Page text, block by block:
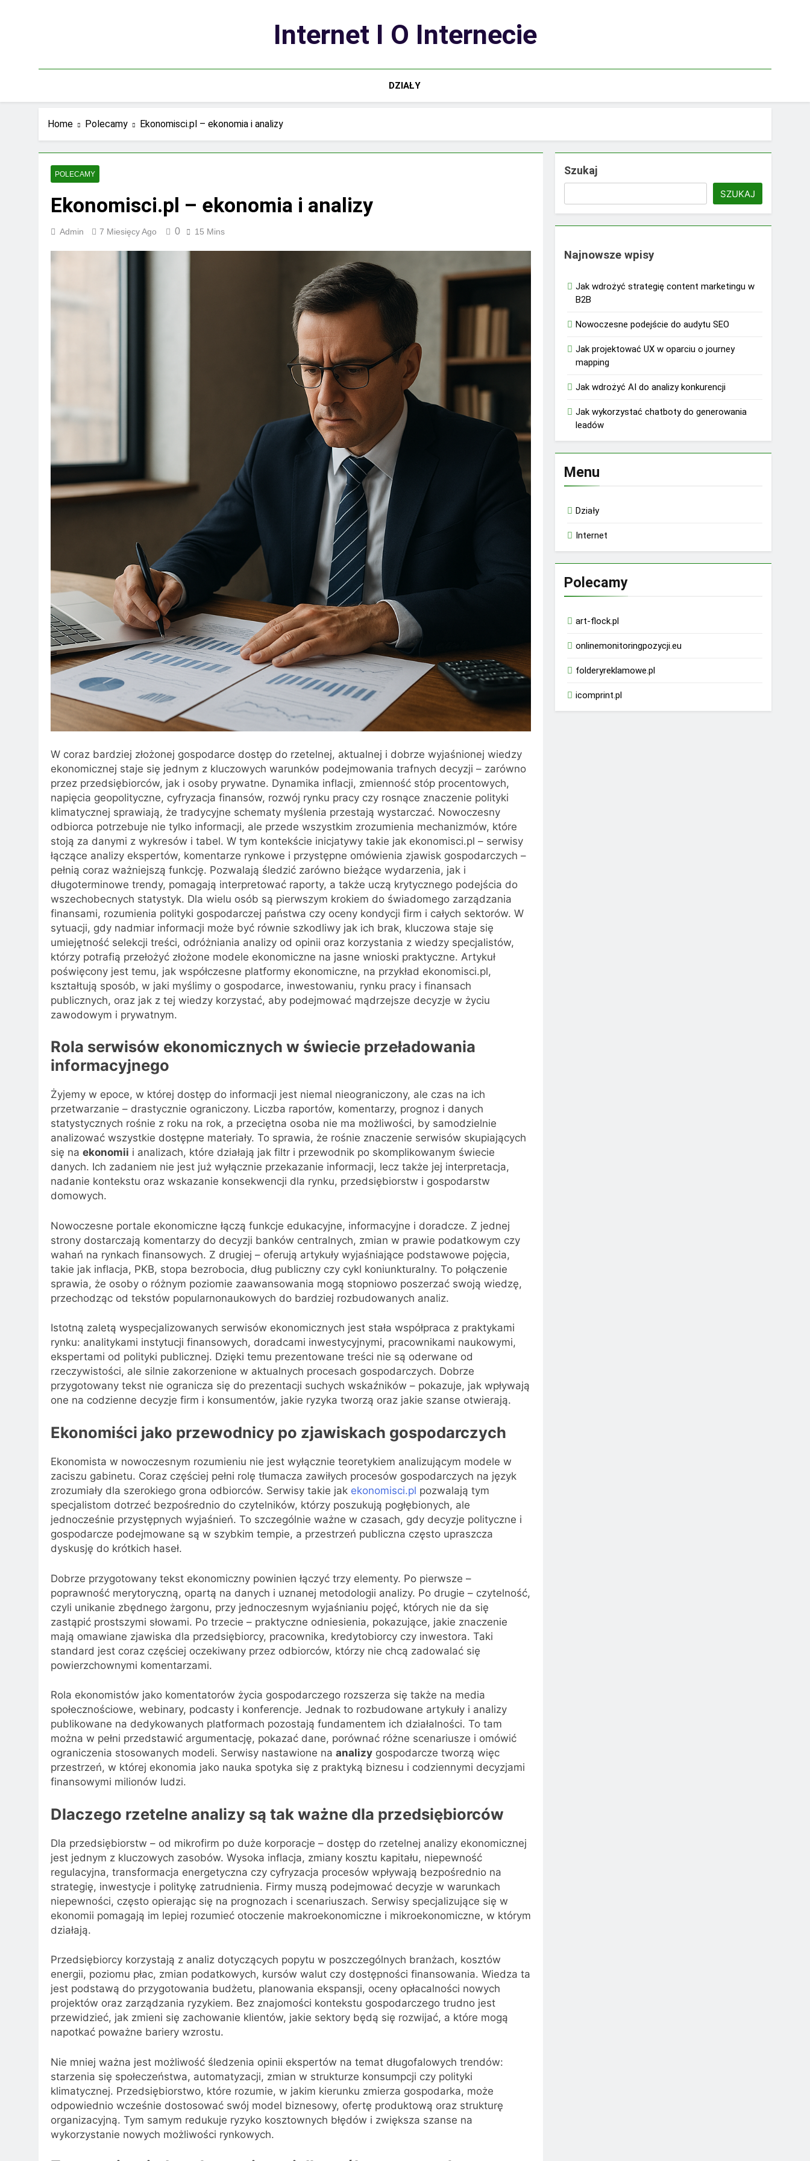
Internet I O Internecie
DZIAŁY
Home Polecamy Ekonomisci.pl – ekonomia i analizy
POLECAMY
Ekonomisci.pl – ekonomia i analizy
Admin 7 Miesięcy Ago 0 15 Mins
W coraz bardziej złożonej gospodarce dostęp do rzetelnej, aktualnej i dobrze wyjaśnionej wiedzy
ekonomicznej staje się jednym z kluczowych warunków podejmowania trafnych decyzji – zarówno
przez przedsiębiorców, jak i osoby prywatne. Dynamika inflacji, zmienność stóp procentowych,
napięcia geopolityczne, cyfryzacja finansów, rozwój rynku pracy czy rosnące znaczenie polityki
klimatycznej sprawiają, że tradycyjne schematy myślenia przestają wystarczać. Nowoczesny
odbiorca potrzebuje nie tylko informacji, ale przede wszystkim zrozumienia mechanizmów, które
stoją za danymi z wykresów i tabel. W tym kontekście inicjatywy takie jak ekonomisci.pl – serwisy
łączące analizy ekspertów, komentarze rynkowe i przystępne omówienia zjawisk gospodarczych –
pełnią coraz ważniejszą funkcję. Pozwalają śledzić zarówno bieżące wydarzenia, jak i
długoterminowe trendy, pomagają interpretować raporty, a także uczą krytycznego podejścia do
wszechobecnych statystyk. Dla wielu osób są pierwszym krokiem do świadomego zarządzania
finansami, rozumienia polityki gospodarczej państwa czy oceny kondycji firm i całych sektorów. W
sytuacji, gdy nadmiar informacji może być równie szkodliwy jak ich brak, kluczowa staje się
umiejętność selekcji treści, odróżniania analizy od opinii oraz korzystania z wiedzy specjalistów,
którzy potrafią przełożyć złożone modele ekonomiczne na jasne wnioski praktyczne. Artykuł
poświęcony jest temu, jak współczesne platformy ekonomiczne, na przykład ekonomisci.pl,
kształtują sposób, w jaki myślimy o gospodarce, inwestowaniu, rynku pracy i finansach
publicznych, oraz jak z tej wiedzy korzystać, aby podejmować mądrzejsze decyzje w życiu
zawodowym i prywatnym.
Rola serwisów ekonomicznych w świecie przeładowania
informacyjnego
Żyjemy w epoce, w której dostęp do informacji jest niemal nieograniczony, ale czas na ich
przetwarzanie – drastycznie ograniczony. Liczba raportów, komentarzy, prognoz i danych
statystycznych rośnie z roku na rok, a przeciętna osoba nie ma możliwości, by samodzielnie
analizować wszystkie dostępne materiały. To sprawia, że rośnie znaczenie serwisów skupiających
się na ekonomii i analizach, które działają jak filtr i przewodnik po skomplikowanym świecie
danych. Ich zadaniem nie jest już wyłącznie przekazanie informacji, lecz także jej interpretacja,
nadanie kontekstu oraz wskazanie konsekwencji dla rynku, przedsiębiorstw i gospodarstw
domowych.
Nowoczesne portale ekonomiczne łączą funkcje edukacyjne, informacyjne i doradcze. Z jednej
strony dostarczają komentarzy do decyzji banków centralnych, zmian w prawie podatkowym czy
wahań na rynkach finansowych. Z drugiej – oferują artykuły wyjaśniające podstawowe pojęcia,
takie jak inflacja, PKB, stopa bezrobocia, dług publiczny czy cykl koniunkturalny. To połączenie
sprawia, że osoby o różnym poziomie zaawansowania mogą stopniowo poszerzać swoją wiedzę,
przechodząc od tekstów popularnonaukowych do bardziej rozbudowanych analiz.
Istotną zaletą wyspecjalizowanych serwisów ekonomicznych jest stała współpraca z praktykami
rynku: analitykami instytucji finansowych, doradcami inwestycyjnymi, pracownikami naukowymi,
ekspertami od polityki publicznej. Dzięki temu prezentowane treści nie są oderwane od
rzeczywistości, ale silnie zakorzenione w aktualnych procesach gospodarczych. Dobrze
przygotowany tekst nie ogranicza się do prezentacji suchych wskaźników – pokazuje, jak wpływają
one na codzienne decyzje firm i konsumentów, jakie ryzyka tworzą oraz jakie szanse otwierają.
Ekonomiści jako przewodnicy po zjawiskach gospodarczych
Ekonomista w nowoczesnym rozumieniu nie jest wyłącznie teoretykiem analizującym modele w
zaciszu gabinetu. Coraz częściej pełni rolę tłumacza zawiłych procesów gospodarczych na język
zrozumiały dla szerokiego grona odbiorców. Serwisy takie jak ekonomisci.pl pozwalają tym
specjalistom dotrzeć bezpośrednio do czytelników, którzy poszukują pogłębionych, ale
jednocześnie przystępnych wyjaśnień. To szczególnie ważne w czasach, gdy decyzje polityczne i
gospodarcze podejmowane są w szybkim tempie, a przestrzeń publiczna często upraszcza
dyskusję do krótkich haseł.
Dobrze przygotowany tekst ekonomiczny powinien łączyć trzy elementy. Po pierwsze –
poprawność merytoryczną, opartą na danych i uznanej metodologii analizy. Po drugie – czytelność,
czyli unikanie zbędnego żargonu, przy jednoczesnym wyjaśnianiu pojęć, których nie da się
zastąpić prostszymi słowami. Po trzecie – praktyczne odniesienia, pokazujące, jakie znaczenie
mają omawiane zjawiska dla przedsiębiorcy, pracownika, kredytobiorcy czy inwestora. Taki
standard jest coraz częściej oczekiwany przez odbiorców, którzy nie chcą zadowalać się
powierzchownymi komentarzami.
Rola ekonomistów jako komentatorów życia gospodarczego rozszerza się także na media
społecznościowe, webinary, podcasty i konferencje. Jednak to rozbudowane artykuły i analizy
publikowane na dedykowanych platformach pozostają fundamentem ich działalności. To tam
można w pełni przedstawić argumentację, pokazać dane, porównać różne scenariusze i omówić
ograniczenia stosowanych modeli. Serwisy nastawione na analizy gospodarcze tworzą więc
przestrzeń, w której ekonomia jako nauka spotyka się z praktyką biznesu i codziennymi decyzjami
finansowymi milionów ludzi.
Dlaczego rzetelne analizy są tak ważne dla przedsiębiorców
Dla przedsiębiorstw – od mikrofirm po duże korporacje – dostęp do rzetelnej analizy ekonomicznej
jest jednym z kluczowych zasobów. Wysoka inflacja, zmiany kosztu kapitału, niepewność
regulacyjna, transformacja energetyczna czy cyfryzacja procesów wpływają bezpośrednio na
strategię, inwestycje i politykę zatrudnienia. Firmy muszą podejmować decyzje w warunkach
niepewności, często opierając się na prognozach i scenariuszach. Serwisy specjalizujące się w
ekonomii pomagają im lepiej rozumieć otoczenie makroekonomiczne i mikroekonomiczne, w którym
działają.
Przedsiębiorcy korzystają z analiz dotyczących popytu w poszczególnych branżach, kosztów
energii, poziomu płac, zmian podatkowych, kursów walut czy dostępności finansowania. Wiedza ta
jest podstawą do przygotowania budżetu, planowania ekspansji, oceny opłacalności nowych
projektów oraz zarządzania ryzykiem. Bez znajomości kontekstu gospodarczego trudno jest
przewidzieć, jak zmieni się zachowanie klientów, jakie sektory będą się rozwijać, a które mogą
napotkać poważne bariery wzrostu.
Nie mniej ważna jest możliwość śledzenia opinii ekspertów na temat długofalowych trendów:
starzenia się społeczeństwa, automatyzacji, zmian w strukturze konsumpcji czy polityki
klimatycznej. Przedsiębiorstwo, które rozumie, w jakim kierunku zmierza gospodarka, może
odpowiednio wcześnie dostosować swój model biznesowy, ofertę produktową oraz strukturę
organizacyjną. Tym samym redukuje ryzyko kosztownych błędów i zwiększa szanse na
wykorzystanie nowych możliwości rynkowych.
Szukaj
SZUKAJ
Najnowsze wpisy
Jak wdrożyć strategię content marketingu w
B2B
Nowoczesne podejście do audytu SEO
Jak projektować UX w oparciu o journey
mapping
Jak wdrożyć AI do analizy konkurencji
Jak wykorzystać chatboty do generowania
leadów
Menu
Działy
Internet
Polecamy
art-flock.pl
onlinemonitoringpozycji.eu
folderyreklamowe.pl
icomprint.pl